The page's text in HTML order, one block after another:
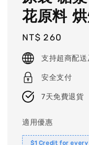
花原料
Regular
price
NT$ 260
支持超商配
安全支付
7天免費退貨
適用優惠
$1 Credit for